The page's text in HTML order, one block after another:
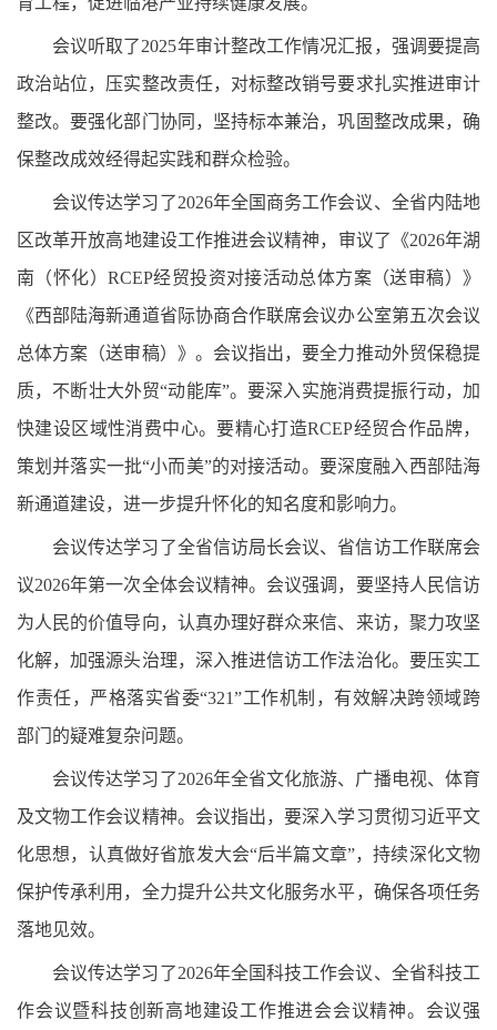
会议听取了2025年审计整改工作情况汇报，强调要提高
政治站位，压实整改责任，对标整改销号要求扎实推进审计
整改。要强化部门协同，坚持标本兼治，巩固整改成果，确
保整改成效经得起实践和群众检验。
会议传达学习了2026年全国商务工作会议、全省内陆地
区改革开放高地建设工作推进会议精神，审议了《2026年湖
南（怀化）RCEP经贸投资对接活动总体方案（送审稿）》
《西部陆海新通道省际协商合作联席会议办公室第五次会议
总体方案（送审稿）》。会议指出，要全力推动外贸保稳提
质，不断壮大外贸“动能库”。要深入实施消费提振行动，加
快建设区域性消费中心。要精心打造RCEP经贸合作品牌，
策划并落实一批“小而美”的对接活动。要深度融入西部陆海
新通道建设，进一步提升怀化的知名度和影响力。
会议传达学习了全省信访局长会议、省信访工作联席会
议2026年第一次全体会议精神。会议强调，要坚持人民信访
为人民的价值导向，认真办理好群众来信、来访，聚力攻坚
化解，加强源头治理，深入推进信访工作法治化。要压实工
作责任，严格落实省委“321”工作机制，有效解决跨领域跨
部门的疑难复杂问题。
会议传达学习了2026年全省文化旅游、广播电视、体育
及文物工作会议精神。会议指出，要深入学习贯彻习近平文
化思想，认真做好省旅发大会“后半篇文章”，持续深化文物
保护传承利用，全力提升公共文化服务水平，确保各项任务
落地见效。
会议传达学习了2026年全国科技工作会议、全省科技工
作会议暨科技创新高地建设工作推进会会议精神。会议强